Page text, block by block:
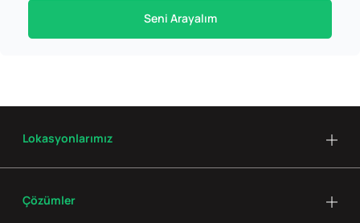
Seni Arayalım
Lokasyonlarımız
Çözümler